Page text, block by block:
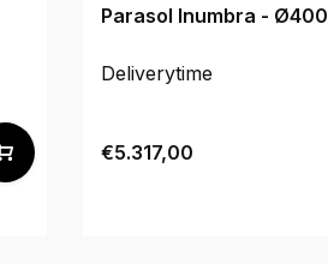
Parasol Inumbra - Ø400
Deliverytime
€5.317,00